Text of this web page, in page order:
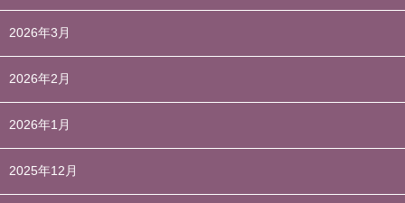
2026年3月
2026年2月
2026年1月
2025年12月